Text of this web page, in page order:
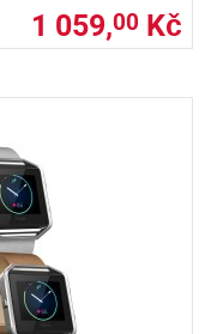
1 059,00 Kč